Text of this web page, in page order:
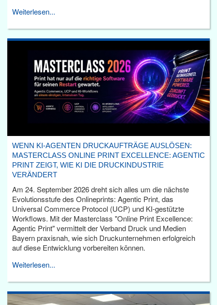
Weiterlesen...
WENN KI-AGENTEN DRUCKAUFTRÄGE AUSLÖSEN:
MASTERCLASS ONLINE PRINT EXCELLENCE: AGENTIC
PRINT ZEIGT, WIE KI DIE DRUCKINDUSTRIE
VERÄNDERT
Am 24. September 2026 dreht sich alles um die nächste
Evolutionsstufe des Onlineprints: Agentic Print, das
Universal Commerce Protocol (UCP) und KI-gestützte
Workflows. Mit der Masterclass "Online Print Excellence:
Agentic Print" vermittelt der Verband Druck und Medien
Bayern praxisnah, wie sich Druckunternehmen erfolgreich
auf diese Entwicklung vorbereiten können.
Weiterlesen...